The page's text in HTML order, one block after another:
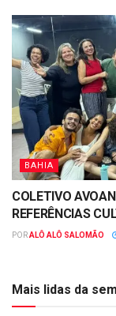
BAHIA
COLETIVO
REFERÊNCIAS
PORALÔ ALÔ SALOMÃO
Mais lidas da